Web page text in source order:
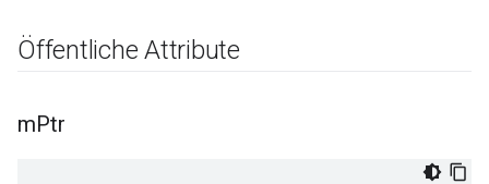
Öffentliche Attribute
mPtr